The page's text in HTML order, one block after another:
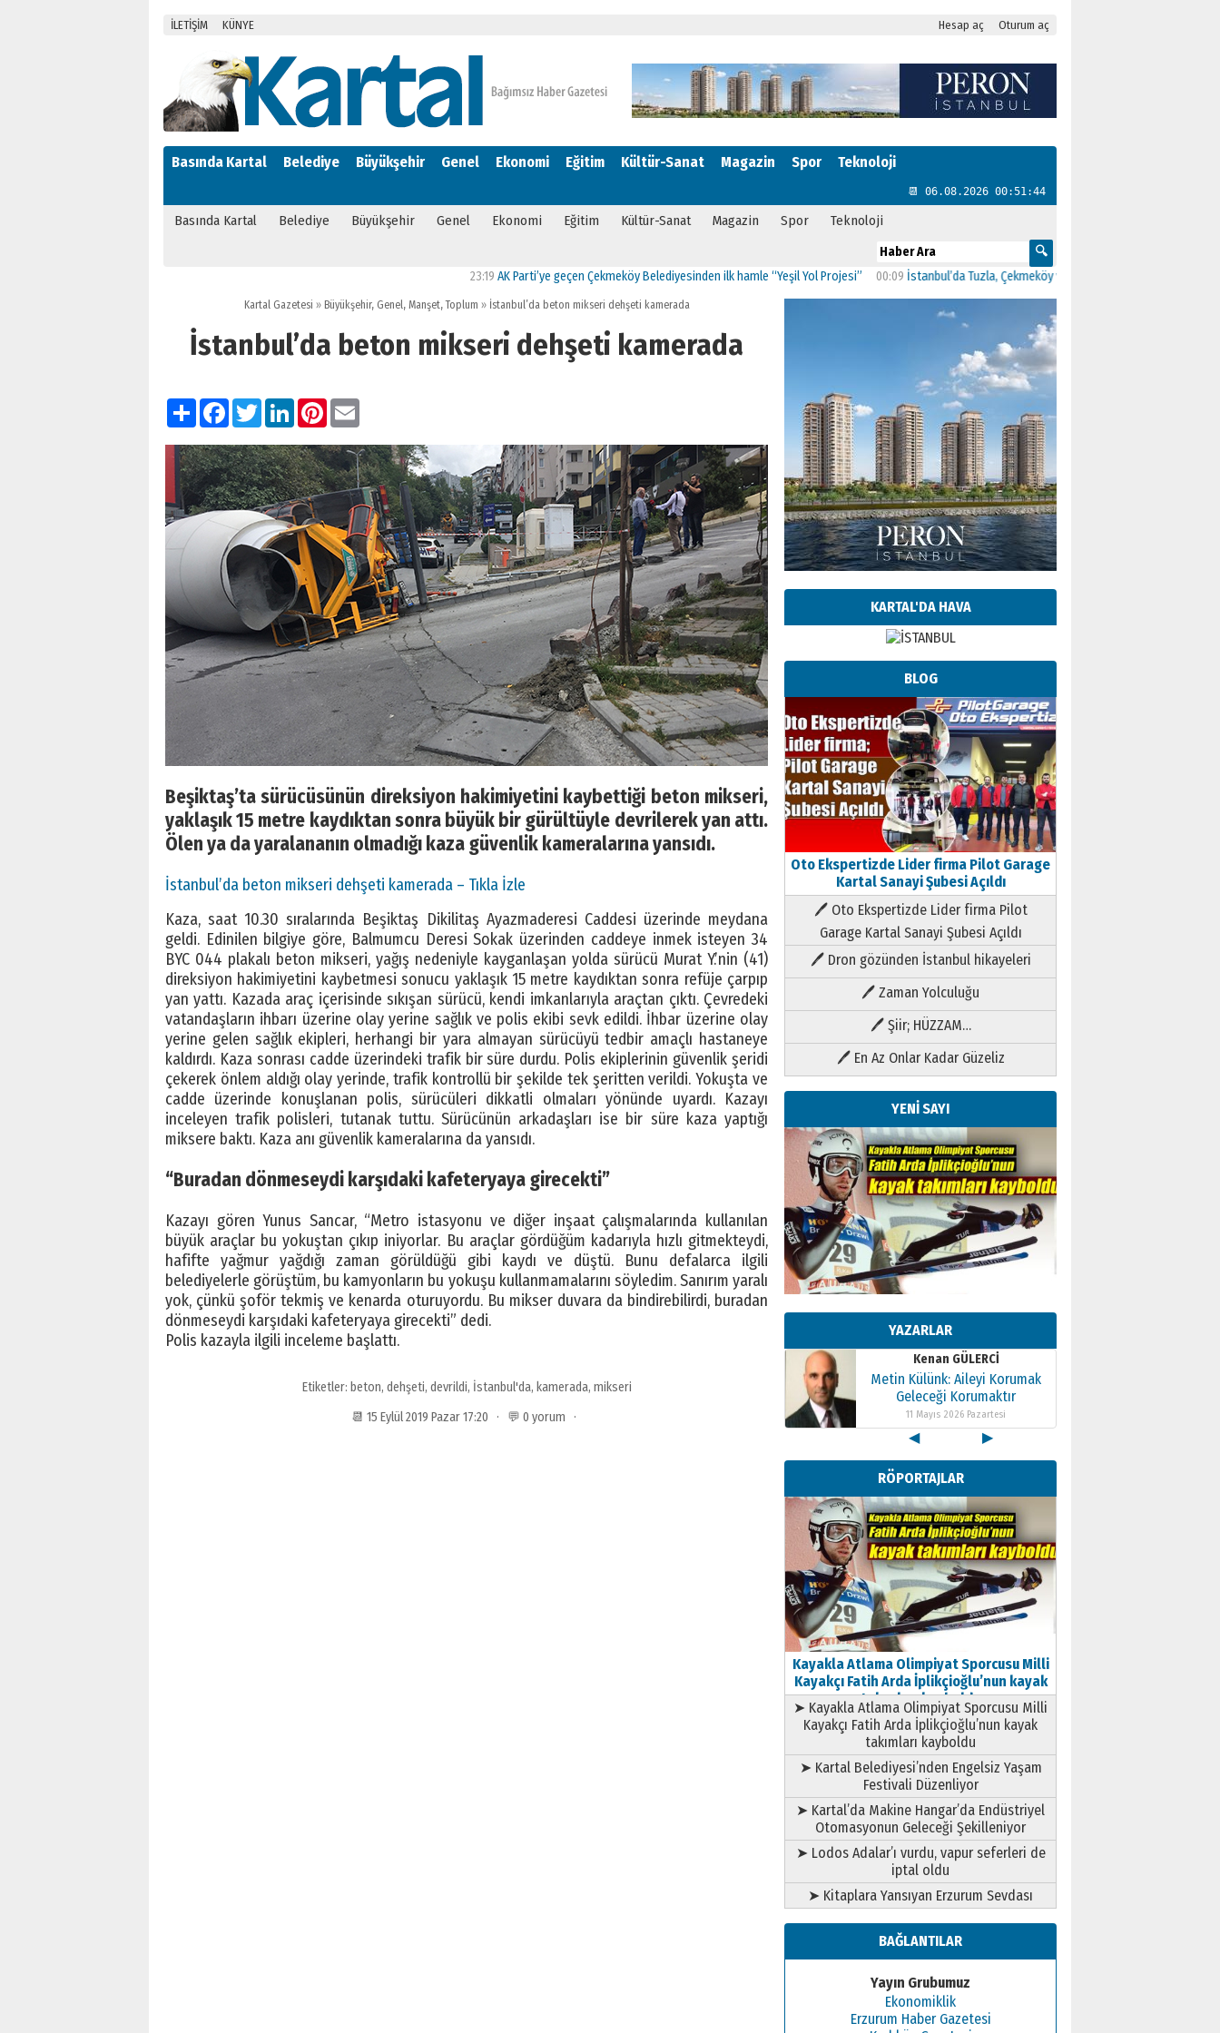
İLETİŞİM KÜNYE Hesap aç Oturum aç
Basında Kartal Belediye Büyükşehir Genel Ekonomi Eğitim Kültür-Sanat Magazin Spor Teknoloji
📆 06.08.2026 00:51:45
Basında Kartal Belediye Büyükşehir Genel Ekonomi Eğitim Kültür-Sanat Magazin Spor Teknoloji
AK Parti’ye geçen Çekmeköy Belediyesinden ilk hamle “Yeşil Yol Projesi” 00:09İstanbul’da Tuzla, Çekmeköy ve Şile belediyeleri AK Parti’ye geçti
Kartal Gazetesi » Büyükşehir, Genel, Manşet,Toplum »İstanbul’da beton mikseri dehşeti kamerada
İstanbul’da beton mikseri dehşeti kamerada
PaylaşFacebook
TwitterLinkedInPinterest
Beşiktaş’ta sürücüsünün direksiyon hakimiyetini kaybettiği beton mikseri,
yaklaşık 15 metre kaydıktan sonra büyük bir gürültüyle devrilerek yan attı.
Ölen ya da yaralananın olmadığı kaza güvenlik kameralarına yansıdı.
İstanbul’da beton mikseri dehşeti kamerada – Tıkla İzle
Kaza, saat 10.30 sıralarında Beşiktaş Dikilitaş Ayazmaderesi Caddesi üzerinde meydana
geldi. Edinilen bilgiye göre, Balmumcu Deresi Sokak üzerinden caddeye inmek isteyen 34
BYC 044 plakalı beton mikseri, yağış nedeniyle kayganlaşan yolda sürücü Murat Y.’nin (41)
direksiyon hakimiyetini kaybetmesi sonucu yaklaşık 15 metre kaydıktan sonra refüje çarpıp
yan yattı. Kazada araç içerisinde sıkışan sürücü, kendi imkanlarıyla araçtan çıktı. Çevredeki
vatandaşların ihbarı üzerine olay yerine sağlık ve polis ekibi sevk edildi. İhbar üzerine olay
yerine gelen sağlık ekipleri, herhangi bir yara almayan sürücüyü tedbir amaçlı hastaneye
kaldırdı. Kaza sonrası cadde üzerindeki trafik bir süre durdu. Polis ekiplerinin güvenlik şeridi
çekerek önlem aldığı olay yerinde, trafik kontrollü bir şekilde tek şeritten verildi. Yokuşta ve
cadde üzerinde konuşlanan polis, sürücüleri dikkatli olmaları yönünde uyardı. Kazayı
inceleyen trafik polisleri, tutanak tuttu. Sürücünün arkadaşları ise bir süre kaza yaptığı
miksere baktı. Kaza anı güvenlik kameralarına da yansıdı.
“Buradan dönmeseydi karşıdaki kafeteryaya girecekti”
Kazayı gören Yunus Sancar, “Metro istasyonu ve diğer inşaat çalışmalarında kullanılan
büyük araçlar bu yokuştan çıkıp iniyorlar. Bu araçlar gördüğüm kadarıyla hızlı gitmekteydi,
hafifte yağmur yağdığı zaman görüldüğü gibi kaydı ve düştü. Bunu defalarca ilgili
belediyelerle görüştüm, bu kamyonların bu yokuşu kullanmamalarını söyledim. Sanırım yaralı
yok, çünkü şoför tekmiş ve kenarda oturuyordu. Bu mikser duvara da bindirebilirdi, buradan
dönmeseydi karşıdaki kafeteryaya girecekti” dedi.
Polis kazayla ilgili inceleme başlattı.
Etiketler: beton, dehşeti, devrildi, İstanbul'da, kamerada, mikseri
📆 15 Eylül 2019 Pazar 17:20 · 💬 0 yorum ·
KARTAL'DA HAVA
BLOG
Oto Ekspertizde Lider firma Pilot Garage
Kartal Sanayi Şubesi Açıldı
🖊 Oto Ekspertizde Lider firma Pilot
Garage Kartal Sanayi Şubesi Açıldı
🖊 Dron gözünden İstanbul hikayeleri
🖊 Zaman Yolculuğu
🖊 Şiir; HÜZZAM…
🖊 En Az Onlar Kadar Güzeliz
YENİ SAYI
YAZARLAR
Kenan GÜLERCİ
Metin Külünk: Aileyi Korumak
Geleceği Korumaktır
11 Mayıs 2026 Pazartesi
Kenan GÜLERCİ
Metin Külünk: Aileyi Korumak
Geleceği Korumaktır
11 Mayıs 2026 Pazartesi
Kenan GÜLERCİ
Metin Külünk: Aileyi Korumak
Geleceği Korumaktır
11 Mayıs 2026 Pazartesi
◀ ▶
RÖPORTAJLAR
Kayakla Atlama Olimpiyat Sporcusu Milli
Kayakçı Fatih Arda İplikçioğlu’nun kayak
takımları kayboldu
➤ Kayakla Atlama Olimpiyat Sporcusu Milli
Kayakçı Fatih Arda İplikçioğlu’nun kayak
takımları kayboldu
➤ Kartal Belediyesi’nden Engelsiz Yaşam
Festivali Düzenliyor
➤ Kartal’da Makine Hangar’da Endüstriyel
Otomasyonun Geleceği Şekilleniyor
➤ Lodos Adalar’ı vurdu, vapur seferleri de
iptal oldu
➤ Kitaplara Yansıyan Erzurum Sevdası
BAĞLANTILAR
Yayın Grubumuz
Ekonomiklik
Erzurum Haber Gazetesi